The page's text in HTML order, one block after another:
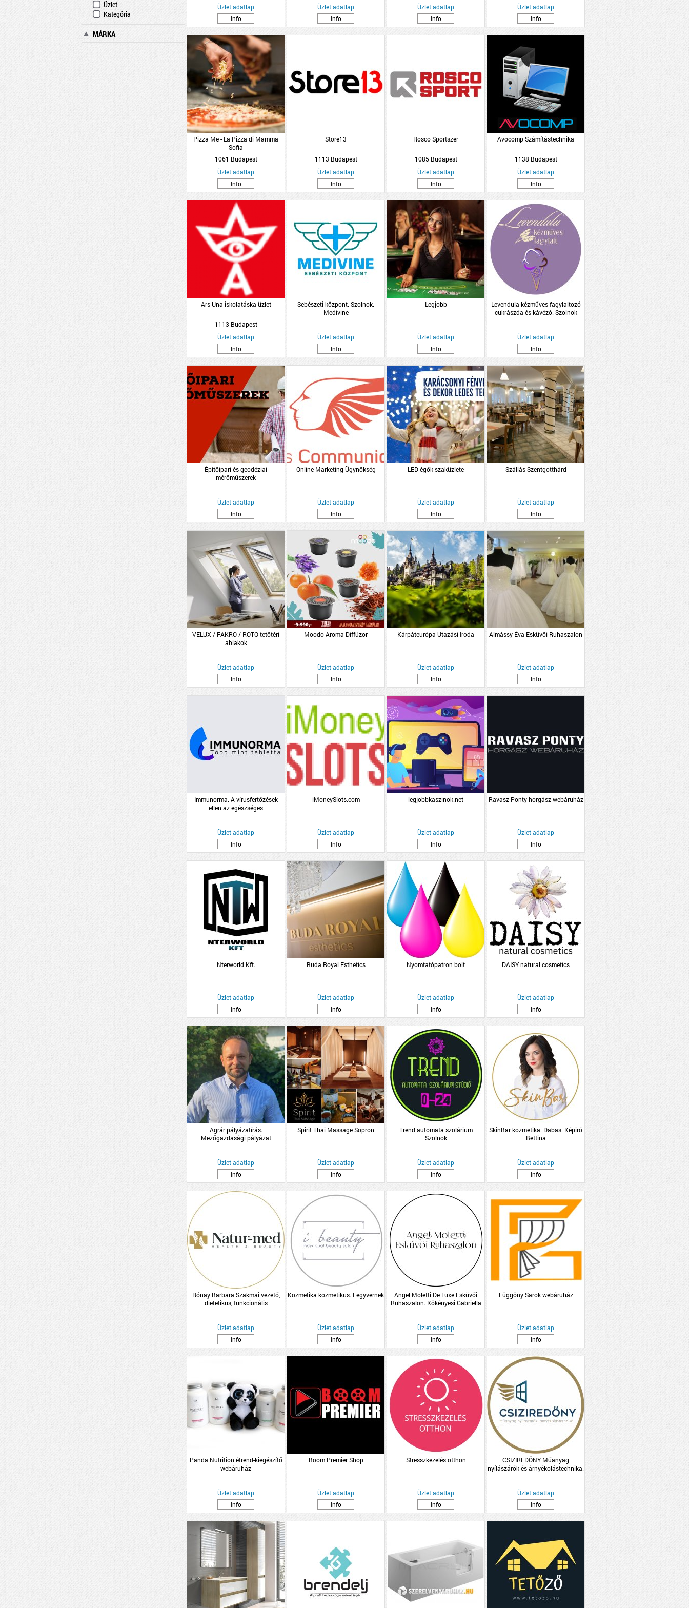
Üzlet
Kategória
MÁRKA
Üzlet adatlap
Info
Üzlet adatlap
Info
Üzlet adatlap
Info
Üzlet adatlap
Info
Pizza Me - La Pizza di Mamma
Sofia
1061 Budapest
Üzlet adatlap
Info
Store13
1113 Budapest
Üzlet adatlap
Info
Rosco Sportszer
1085 Budapest
Üzlet adatlap
Info
Avocomp Számítástechnika
1138 Budapest
Üzlet adatlap
Info
Ars Una iskolatáska üzlet
1113 Budapest
Üzlet adatlap
Info
Sebészeti központ. Szolnok.
Medivine
Üzlet adatlap
Info
Legjobb
Üzlet adatlap
Info
Levendula kézműves fagylaltozó
cukrászda és kávézó. Szolnok
Üzlet adatlap
Info
Építőipari és geodéziai
mérőműszerek
Üzlet adatlap
Info
Online Marketing Ügynökség
Üzlet adatlap
Info
LED égők szaküzlete
Üzlet adatlap
Info
Szállás Szentgotthárd
Üzlet adatlap
Info
VELUX / FAKRO / ROTO tetőtéri
ablakok
Üzlet adatlap
Info
Moodo Aroma Diffúzor
Üzlet adatlap
Info
Kárpáteurópa Utazási Iroda
Üzlet adatlap
Info
Almássy Éva Esküvői Ruhaszalon
Üzlet adatlap
Info
Immunorma. A vírusfertőzések
ellen az egészséges
Üzlet adatlap
Info
iMoneySlots.com
Üzlet adatlap
Info
legjobbkaszinok.net
Üzlet adatlap
Info
Ravasz Ponty horgász webáruház
Üzlet adatlap
Info
Nterworld Kft.
Üzlet adatlap
Info
Buda Royal Esthetics
Üzlet adatlap
Info
Nyomtatópatron bolt
Üzlet adatlap
Info
DAISY natural cosmetics
Üzlet adatlap
Info
Agrár pályázatírás.
Mezőgazdasági pályázat
Üzlet adatlap
Info
Spirit Thai Massage Sopron
Üzlet adatlap
Info
Trend automata szolárium
Szolnok
Üzlet adatlap
Info
SkinBar kozmetika. Dabas. Képiró
Bettina
Üzlet adatlap
Info
Rónay Barbara Szakmai vezető,
dietetikus, funkcionális
Üzlet adatlap
Info
Kozmetika kozmetikus. Fegyvernek
Üzlet adatlap
Info
Angel Moletti De Luxe Esküvői
Ruhaszalon. Kökényesi Gabriella
Üzlet adatlap
Info
Függöny Sarok webáruház
Üzlet adatlap
Info
Panda Nutrition étrend-kiegészítő
webáruház
Üzlet adatlap
Info
Boom Premier Shop
Üzlet adatlap
Info
Stresszkezelés otthon
Üzlet adatlap
Info
CSIZIREDŐNY Műanyag
nyílászárók és árnyékolástechnika.
Üzlet adatlap
Info